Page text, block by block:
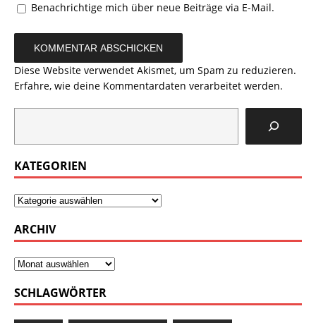
Benachrichtige mich über neue Beiträge via E-Mail.
Diese Website verwendet Akismet, um Spam zu reduzieren.
Erfahre, wie deine Kommentardaten verarbeitet werden.
KATEGORIEN
ARCHIV
SCHLAGWÖRTER